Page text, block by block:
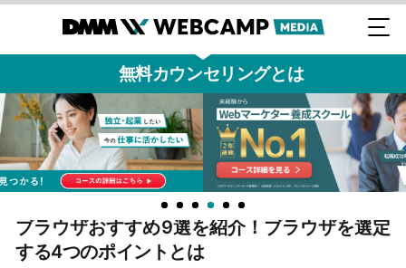
無料カウンセリングとは
ブラウザおすすめ9選を紹介！ブラウザを選定
する4つのポイントとは